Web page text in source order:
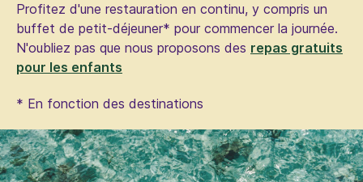
Profitez d'une restauration en continu, y compris un
buffet de petit-déjeuner* pour commencer la journée.
N'oubliez pas que nous proposons des repas gratuits
pour les enfants
* En fonction des destinations